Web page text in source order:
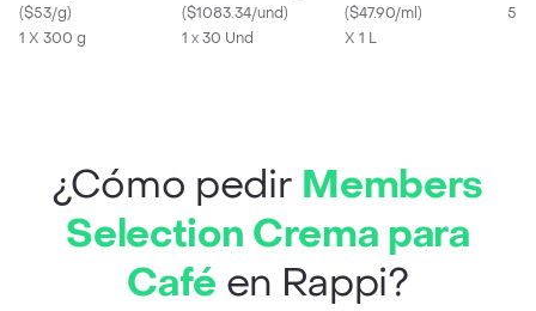
Duopack 600 g
($53/g)
1 X 300 g
($1083.34/und)
1 x 30 Und
Natural
($47.90/ml)
X 1 L
¿Cómo pedir Members
Selection Crema para
Café en Rappi?